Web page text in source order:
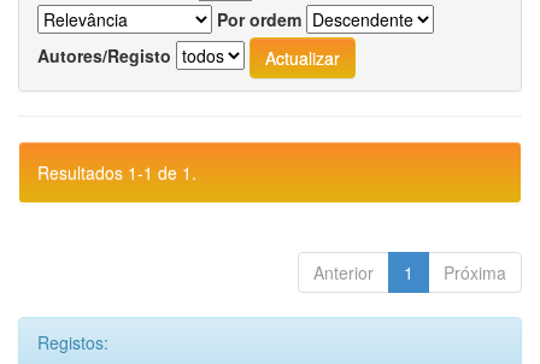
Por ordem
Autores/Registo
Resultados 1-1 de 1.
Anterior 1 Próxima
Registos: